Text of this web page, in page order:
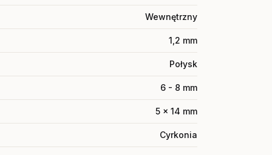
Wewnętrzny
1,2 mm
Połysk
6 - 8 mm
5 x 14 mm
Cyrkonia